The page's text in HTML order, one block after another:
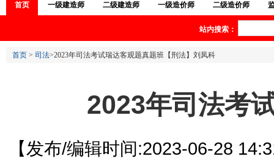
首页 一级建造师 二级建造师 一级造价师 二级造价师
站内搜索：
首页 > 司法>2023年司法考试瑞达客观题真题班【刑法】刘凤科
2023年司法考
【发布/编辑时间:2023-06-28